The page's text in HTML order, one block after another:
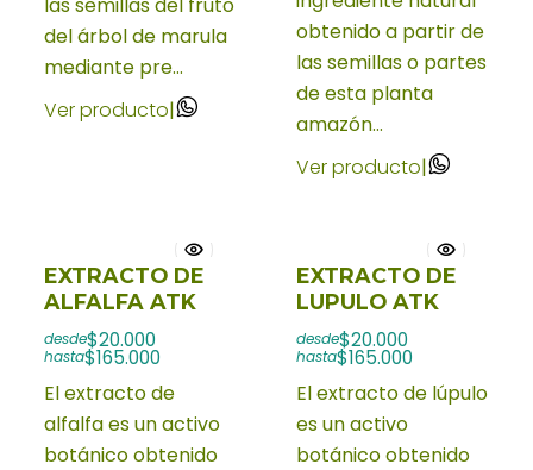
las semillas del fruto
del árbol de marula
mediante pre...
Ver producto|
obtenido a partir de
las semillas o partes
de esta planta
amazón...
Ver producto|
EXTRACTO DE
ALFALFA ATK
desde$20.000
hasta$165.000
El extracto de
alfalfa es un activo
botánico obtenido
EXTRACTO DE
LUPULO ATK
desde$20.000
hasta$165.000
El extracto de lúpulo
es un activo
botánico obtenido